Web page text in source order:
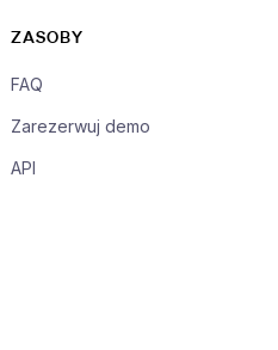
ZASOBY
FAQ
Zarezerwuj demo
API